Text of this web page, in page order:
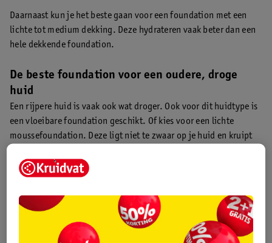
Daarnaast kun je het beste gaan voor een foundation met een
lichte tot medium dekking. Deze hydrateren vaak beter dan een
hele dekkende foundation.
De beste foundation voor een oudere, droge
huid
Een rijpere huid is vaak ook wat droger. Ook voor dit huidtype is
een vloeibare foundation geschikt. Of kies voor een lichte
moussefoundation. Deze ligt niet te zwaar op je huid en kruipt
Benieuwd welke soorten foundation er zijn en welke kleur het
beste bij je past? Lees dan hier verder!
4 tips over foundation aanbrengen op een droge